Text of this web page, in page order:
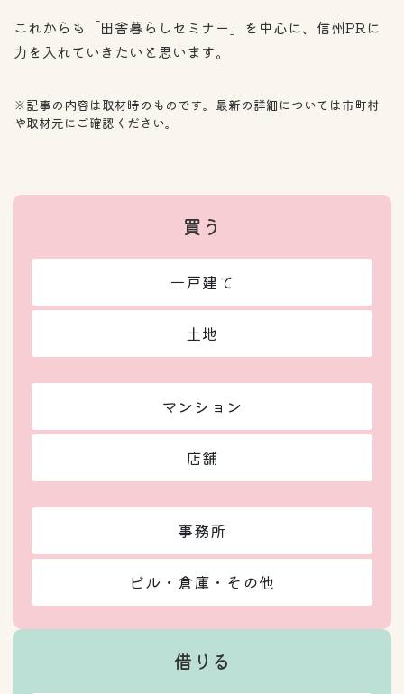
これからも「田舎暮らしセミナー」を中心に、信州PRに
力を入れていきたいと思います。
※記事の内容は取材時のものです。最新の詳細については市町村
や取材元にご確認ください。
買う
一戸建て
土地
マンション
店舗
事務所
ビル・倉庫・その他
借りる